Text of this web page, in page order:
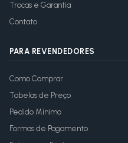
Trocas e Garantia
Contato
PARA REVENDEDORES
Como Comprar
Tabelas de Preço
Pedido Mínimo
Formas de Pagamento